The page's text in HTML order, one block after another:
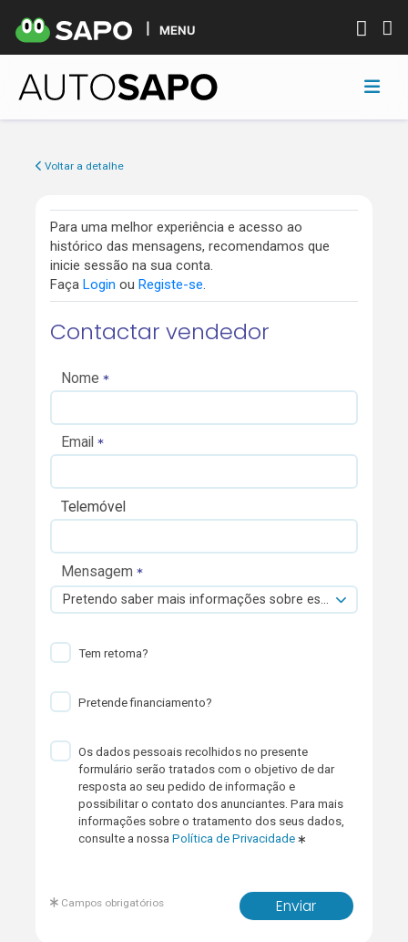
MENU
Voltar a detalhe
Para uma melhor experiência e acesso ao
histórico das mensagens, recomendamos que
inicie sessão na sua conta.
Faça Login ou Registe-se.
Contactar vendedor
Nome
Email
Telemóvel
Mensagem
Pretendo saber mais informações sobre esta viatura.
Tem retoma?
Pretende financiamento?
Os dados pessoais recolhidos no presente
formulário serão tratados com o objetivo de dar
resposta ao seu pedido de informação e
possibilitar o contato dos anunciantes. Para mais
informações sobre o tratamento dos seus dados,
consulte a nossaPolítica de Privacidade
Enviar
Campos obrigatórios